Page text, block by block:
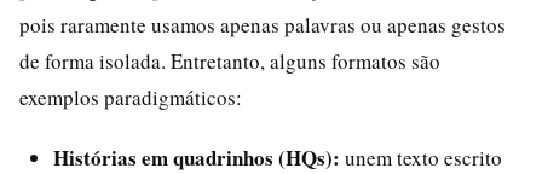
pois raramente usamos apenas palavras ou apenas gestos
de forma isolada. Entretanto, alguns formatos são
exemplos paradigmáticos:
Histórias em quadrinhos (HQs): unem texto escrito